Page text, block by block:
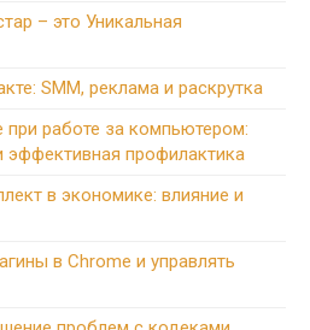
– это Уникальная
SMM, реклама и раскрутка
при работе за компьютером:
профилактика
в экономике: влияние и
в Chrome и управлять